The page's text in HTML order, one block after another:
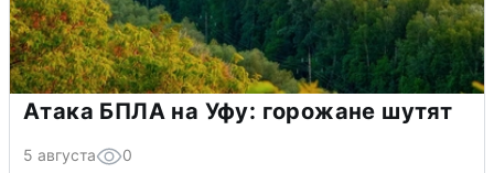
Атака БПЛА на Уфу: горожане шутят
5 августа 0